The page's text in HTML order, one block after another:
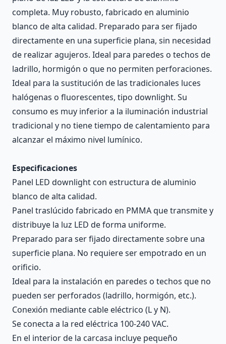
completa. Muy robusto, fabricado en aluminio
blanco de alta calidad. Preparado para ser fijado
directamente en una superficie plana, sin necesidad
de realizar agujeros. Ideal para paredes o techos de
ladrillo, hormigón o que no permiten perforaciones.
Ideal para la sustitución de las tradicionales luces
halógenas o fluorescentes, tipo downlight. Su
consumo es muy inferior a la iluminación industrial
tradicional y no tiene tiempo de calentamiento para
alcanzar el máximo nivel lumínico.
Especificaciones
Panel LED downlight con estructura de aluminio
blanco de alta calidad.
Panel traslúcido fabricado en PMMA que transmite y
distribuye la luz LED de forma uniforme.
Preparado para ser fijado directamente sobre una
superficie plana. No requiere ser empotrado en un
orificio.
Ideal para la instalación en paredes o techos que no
pueden ser perforados (ladrillo, hormigón, etc.).
Conexión mediante cable eléctrico (L y N).
Se conecta a la red eléctrica 100-240 VAC.
En el interior de la carcasa incluye pequeño